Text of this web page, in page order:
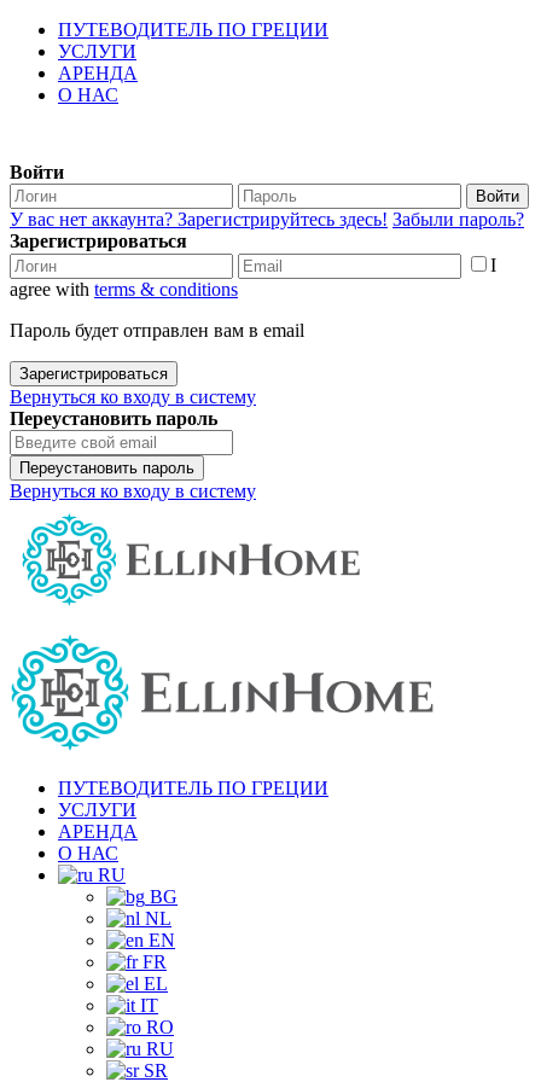
ПУТЕВОДИТЕЛЬ ПО ГРЕЦИИ
УСЛУГИ
АРЕНДА
О НАС
Войти
Войти
У вас нет аккаунта? Зарегистрируйтесь здесь! Забыли пароль?
Зарегистрироваться
I
agree with terms & conditions
Пароль будет отправлен вам в email
Зарегистрироваться
Вернуться ко входу в систему
Переустановить пароль
Переустановить пароль
Вернуться ко входу в систему
ПУТЕВОДИТЕЛЬ ПО ГРЕЦИИ
УСЛУГИ
АРЕНДА
О НАС
RU
BG
NL
EN
FR
EL
IT
RO
RU
SR